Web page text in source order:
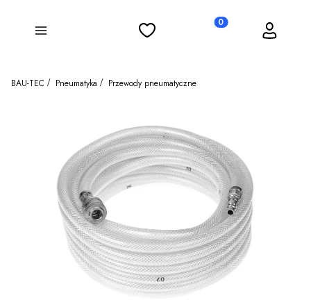
Menu Ulubione Produkty w koszyku:
Koszyk Zaloguj się
BAU-TEC Pneumatyka Przewody pneumatyczne